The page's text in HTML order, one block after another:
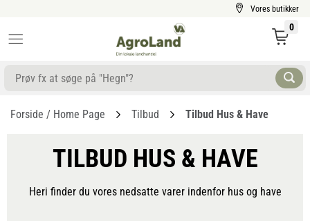
Vores butikker
0
Forside / Home Page Tilbud Tilbud Hus & Have
TILBUD HUS & HAVE
Heri finder du vores nedsatte varer indenfor hus og have